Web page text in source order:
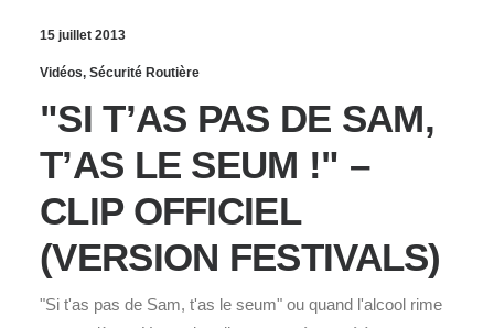
15 juillet 2013
Vidéos, Sécurité Routière
"SI T’AS PAS DE SAM,
T’AS LE SEUM !" –
CLIP OFFICIEL
(VERSION FESTIVALS)
"Si t'as pas de Sam, t'as le seum" ou quand l'alcool rime